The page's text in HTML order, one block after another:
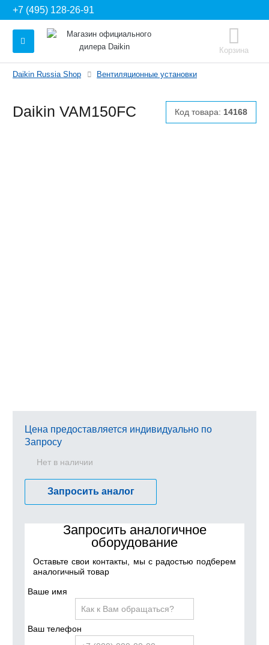
+7 (495) 128-26-91
Корзина
Daikin Russia Shop Вентиляционные установки
Daikin VAM150FC Код товара: 14168
Цена предоставляется индивидуально по
Запросу
Нет в наличии
Запросить аналог
Запросить аналогичное
оборудование
Оставьте свои контакты, мы с радостью подберем
аналогичный товар
Ваше имя
Ваш телефон